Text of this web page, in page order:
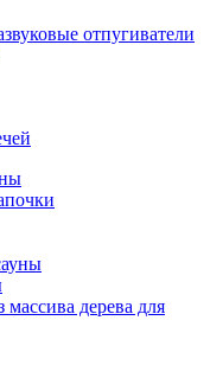
отпугиватели
дерева для